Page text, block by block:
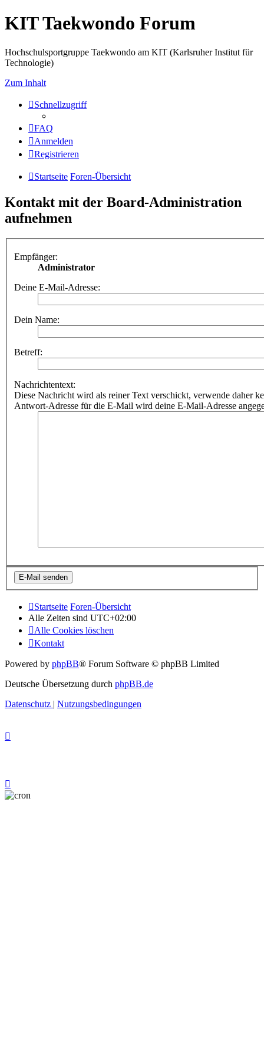
KIT Taekwondo Forum
Hochschulsportgruppe Taekwondo am KIT (Karlsruher Institut für
Technologie)
Zum Inhalt
Schnellzugriff
FAQ
Anmelden
Registrieren
Startseite Foren-Übersicht
Kontakt mit der Board-Administration
aufnehmen
Empfänger:
Administrator
Deine E-Mail-Adresse:
Dein Name:
Betreff:
Nachrichtentext:
Diese Nachricht wird als reiner Text verschickt, verwende daher
Antwort-Adresse für die E-Mail wird deine E-Mail-Adresse
Startseite Foren-Übersicht
Alle Zeiten sind UTC+02:00
Alle Cookies löschen
Kontakt
Powered by phpBB® Forum Software © phpBB Limited
Deutsche Übersetzung durch phpBB.de
Datenschutz | Nutzungsbedingungen